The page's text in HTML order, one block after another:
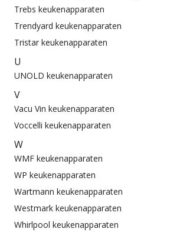
Trebs keukenapparaten
Trendyard keukenapparaten
Tristar keukenapparaten
U
UNOLD keukenapparaten
V
Vacu Vin keukenapparaten
Voccelli keukenapparaten
W
WMF keukenapparaten
WP keukenapparaten
Wartmann keukenapparaten
Westmark keukenapparaten
Whirlpool keukenapparaten